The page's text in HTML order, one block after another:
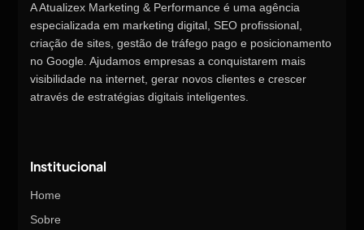
A Atualizex Marketing & Performance é uma agência
especializada em marketing digital, SEO profissional,
criação de sites, gestão de tráfego pago e posicionamento
no Google. Ajudamos empresas a conquistarem mais
visibilidade na internet, gerar novos clientes e crescer
através de estratégias digitais inteligentes.
Institucional
Home
Sobre